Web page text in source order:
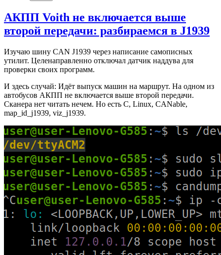
АКПП Voith не включается выше
второй передачи: разбираемся в J1939
Изучаю шину CAN J1939 через написание самописных
утилит. Целенаправленно отключал датчик наддува для
проверки своих программ.
И здесь случай: Идёт выпуск машин на маршрут. На одном из
автобусов АКПП не включается выше второй передачи.
Сканера нет читать нечем. Но есть C, Linux, CANable,
map_id_j1939, viz_j1939.